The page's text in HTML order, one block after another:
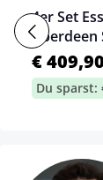
4er Set
Aberdeen
€
Du sparst: